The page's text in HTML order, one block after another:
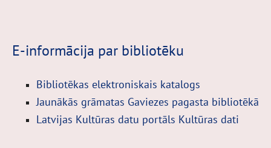
E-informācija par bibliotēku
Bibliotēkas elektroniskais katalogs
Jaunākās grāmatas Gaviezes pagasta bibliotēkā
Latvijas Kultūras datu portāls Kultūras dati